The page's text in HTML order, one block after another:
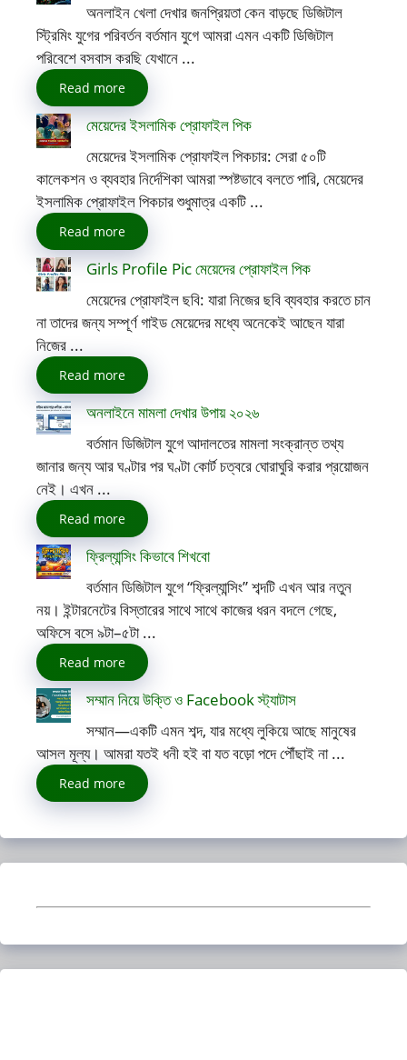
অনলাইন খেলা দেখার জনপ্রিয়তা কেন বাড়ছে ডিজিটাল
স্ট্রিমিং যুগের পরিবর্তন বর্তমান যুগে আমরা এমন একটি ডিজিটাল
পরিবেশে বসবাস করছি যেখানে ...
Read more
মেয়েদের ইসলামিক প্রোফাইল পিক
মেয়েদের ইসলামিক প্রোফাইল পিকচার: সেরা ৫০টি
কালেকশন ও ব্যবহার নির্দেশিকা আমরা স্পষ্টভাবে বলতে পারি, মেয়েদের
ইসলামিক প্রোফাইল পিকচার শুধুমাত্র একটি ...
Read more
Girls Profile Pic মেয়েদের প্রোফাইল পিক
মেয়েদের প্রোফাইল ছবি: যারা নিজের ছবি ব্যবহার করতে চান
না তাদের জন্য সম্পূর্ণ গাইড মেয়েদের মধ্যে অনেকেই আছেন যারা
নিজের ...
Read more
অনলাইনে মামলা দেখার উপায় ২০২৬
বর্তমান ডিজিটাল যুগে আদালতের মামলা সংক্রান্ত তথ্য
জানার জন্য আর ঘণ্টার পর ঘণ্টা কোর্ট চত্বরে ঘোরাঘুরি করার প্রয়োজন
নেই। এখন ...
Read more
ফ্রিল্যান্সিং কিভাবে শিখবো
বর্তমান ডিজিটাল যুগে “ফ্রিল্যান্সিং” শব্দটি এখন আর নতুন
নয়। ইন্টারনেটের বিস্তারের সাথে সাথে কাজের ধরন বদলে গেছে,
অফিসে বসে ৯টা–৫টা ...
Read more
সম্মান নিয়ে উক্তি ও Facebook স্ট্যাটাস
সম্মান—একটি এমন শব্দ, যার মধ্যে লুকিয়ে আছে মানুষের
আসল মূল্য। আমরা যতই ধনী হই বা যত বড়ো পদে পৌঁছাই না ...
Read more